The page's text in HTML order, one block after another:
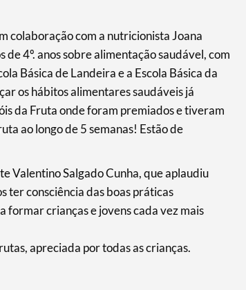
colaboração com a nutricionista Joana
4º. anos sobre alimentação saudável, com
Básica de Landeira e a Escola Básica da
os hábitos alimentares saudáveis já
da Fruta onde foram premiados e tiveram
ao longo de 5 semanas! Estão de
Valentino Salgado Cunha, que aplaudiu
ter consciência das boas práticas
formar crianças e jovens cada vez mais
apreciada por todas as crianças.